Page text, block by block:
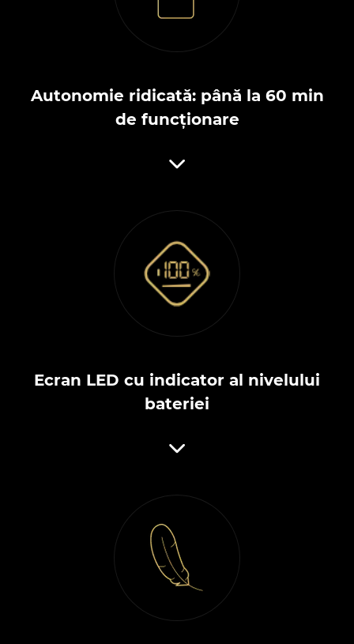
Autonomie ridicată: până la 60 min
de funcționare
Ecran LED cu indicator al nivelului
bateriei